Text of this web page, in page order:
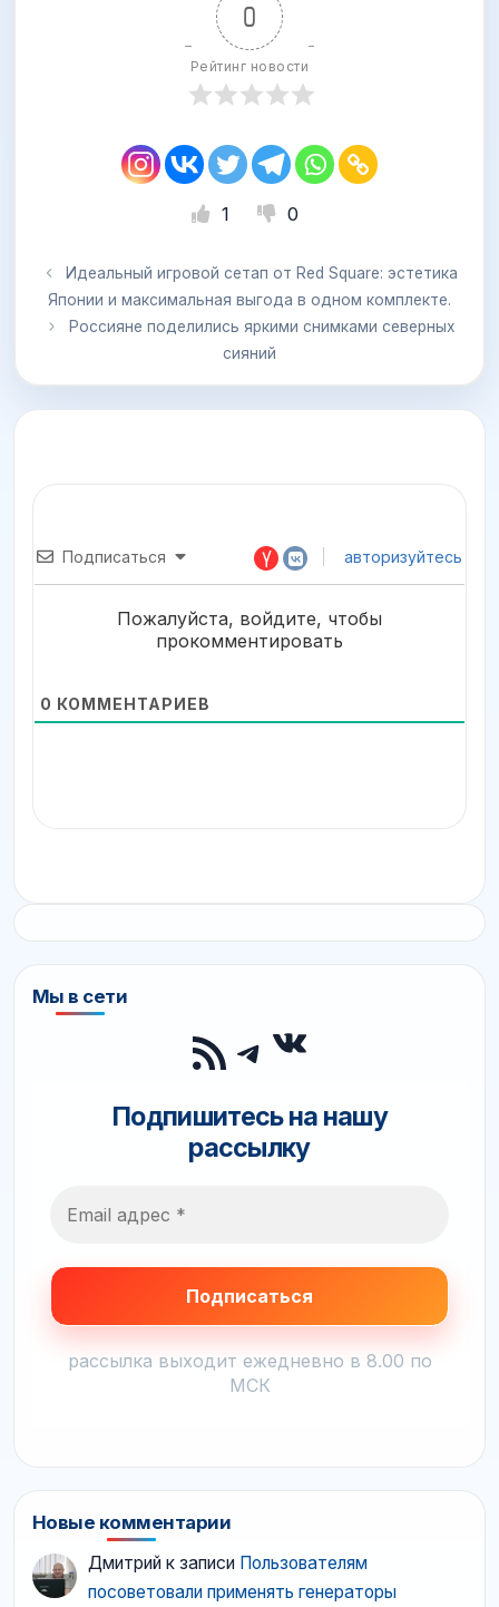
0
Рейтинг новости
1 0
Идеальный игровой сетап от Red Square: эстетика
Японии и максимальная выгода в одном комплекте.
Россияне поделились яркими снимками северных
сияний
Подписаться авторизуйтесь
Пожалуйста, войдите, чтобы
прокомментировать
0 КОММЕНТАРИЕВ
Мы в сети
RSS-лента
Telegram
ВКонтакте
Подпишитесь на нашу
рассылку
рассылка выходит ежедневно в 8.00 по
МСК
Новые комментарии
Дмитрий к записи Пользователям
посоветовали применять генераторы